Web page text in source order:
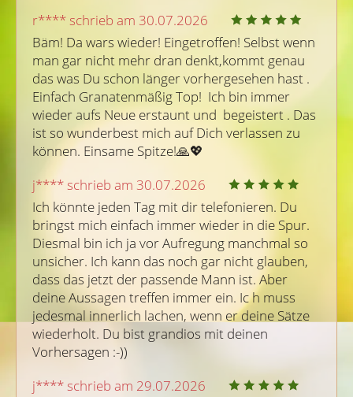
r**** schrieb am 30.07.2026
Bäm! Da wars wieder! Eingetroffen! Selbst wenn
man gar nicht mehr dran denkt,kommt genau
das was Du schon länger vorhergesehen hast .
Einfach Granatenmäßig Top!  Ich bin immer
wieder aufs Neue erstaunt und  begeistert . Das
ist so wunderbest mich auf Dich verlassen zu
können. Einsame Spitze!🙏💖
j**** schrieb am 30.07.2026
Ich könnte jeden Tag mit dir telefonieren. Du
bringst mich einfach immer wieder in die Spur.
Diesmal bin ich ja vor Aufregung manchmal so
unsicher. Ich kann das noch gar nicht glauben,
dass das jetzt der passende Mann ist. Aber
deine Aussagen treffen immer ein. Ic h muss
jedesmal innerlich lachen, wenn er deine Sätze
wiederholt. Du bist grandios mit deinen
Vorhersagen :-))
j**** schrieb am 29.07.2026